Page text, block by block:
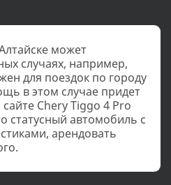
может
случаях, например,
для поездок по городу
в этом случае придет
Chery Tiggo 4 Pro
статусный автомобиль с
арендовать